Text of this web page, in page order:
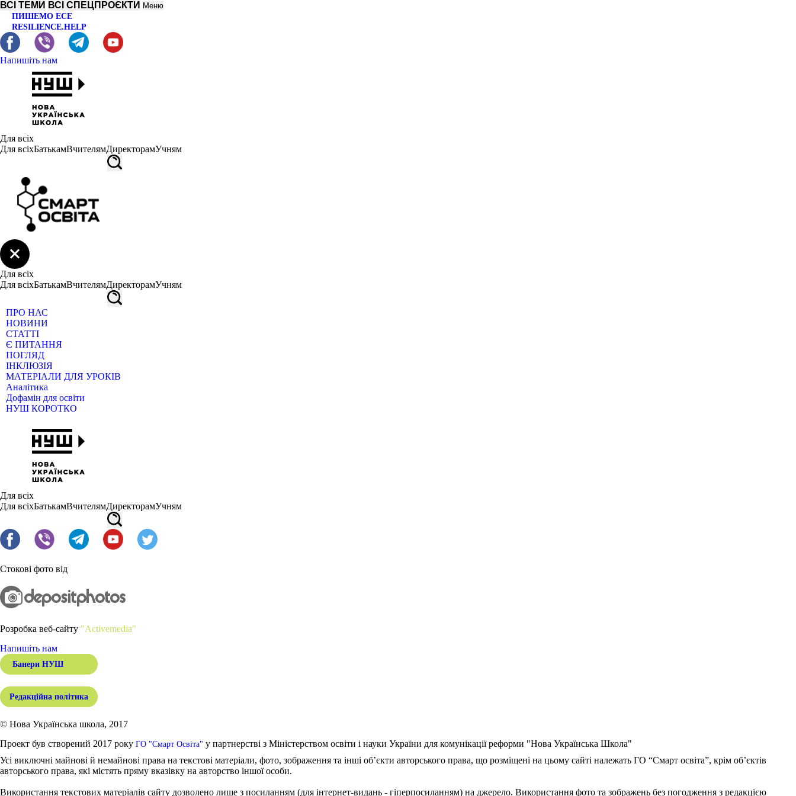
ВСІ ТЕМИ ВСІ СПЕЦПРОЄКТИ Меню
ПИШЕМО ЕСЕ
RESILIENCE.HELP
Напишіть нам
Для всіх
Для всіхБатькамВчителямДиректорамУчням
Для всіх
Для всіхБатькамВчителямДиректорамУчням
ПРО НАС
НОВИНИ
СТАТТІ
Є ПИТАННЯ
ПОГЛЯД
ІНКЛЮЗІЯ
МАТЕРІАЛИ ДЛЯ УРОКІВ
Аналітика
Дофамін для освіти
НУШ КОРОТКО
Для всіх
Для всіхБатькамВчителямДиректорамУчням
Стокові фото від
Розробка веб-сайту "Activemedia"
Напишіть нам
Банери НУШ
Редакційна політика
© Нова Українська школа, 2017
Проект був створений 2017 року ГО "Смарт Освіта" у партнерстві з Міністерством освіти і науки України для комунікації реформи "Нова Українська Школа"
Усі виключні майнові й немайнові права на текстові матеріали, фото, зображення та інші об’єкти авторського права, що розміщені на цьому сайті належать ГО “Смарт освіта”, крім об’єктів
авторського права, які містять пряму вказівку на авторство іншої особи.
Використання текстових матеріалів сайту дозволено лише з посиланням (для інтернет-видань - гіперпосиланням) на джерело. Використання фото та зображень без погодження з редакцією